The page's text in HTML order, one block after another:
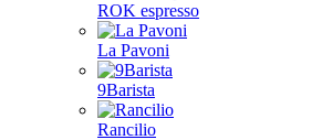
ROK espresso
La Pavoni
9Barista
Rancilio